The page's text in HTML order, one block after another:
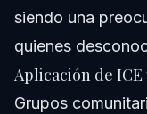
siendo una
quienes
Aplicación de
Grupos